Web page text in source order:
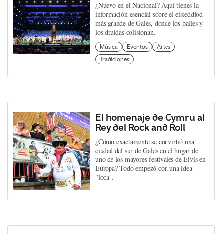
¿Nuevo en el Nacional? Aquí tienes la
información esencial sobre el eisteddfod
más grande de Gales, donde los bailes y
los druidas colisionan.
Música Eventos
Artes
Tradiciones
El homenaje de Cymru al
Rey del Rock and Roll
¿Cómo exactamente se convirtió una
ciudad del sur de Gales en el hogar de
uno de los mayores festivales de Elvis en
Europa? Todo empezó con una idea
"loca".